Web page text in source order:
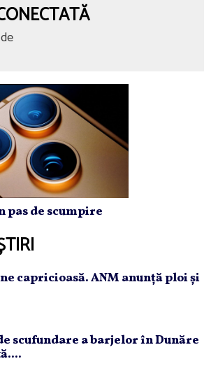
pas de scumpire
capricioasă. ANM anunţă ploi şi
scufundare a barjelor în Dunăre